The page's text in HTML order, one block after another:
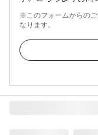
※このフォームからの
なります。